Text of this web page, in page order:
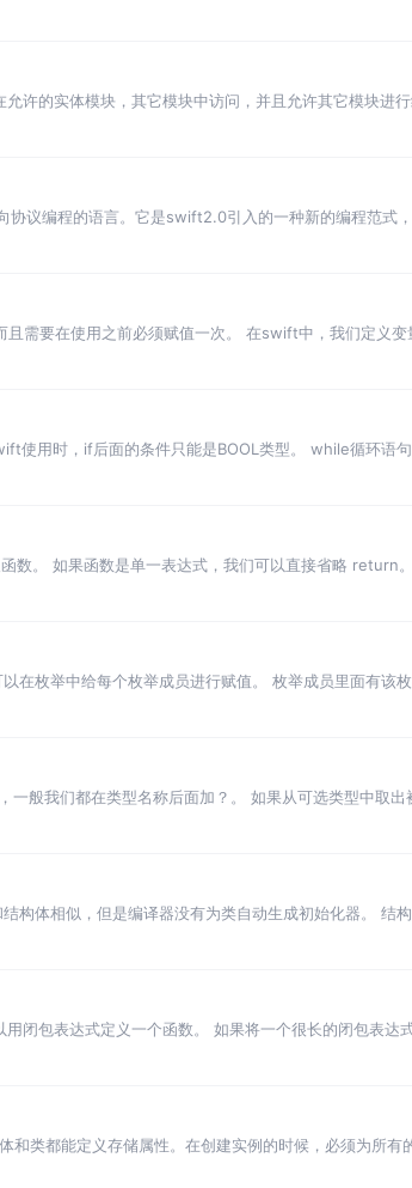
许的实体模块，其它模块中访问，并且允许其它模块进
议编程的语言。它是swift2.0引入的一种新的编程范式
需要在使用之前必须赋值一次。 在swift中，我们定义变
待后面补充。 当然，如果字面量是数字是可以直接添加
使用时，if后面的条件只能是BOOL类型。 while循环语
也是一个循环语句。 如果是两个…
数。 如果函数是单一表达式，我们可以直接省略 return
参数赋予默认值。如果用 _ 符号，代表不用显示参数名。
在枚举中给每个枚举成员进行赋值。 枚举成员里面有该
般我们都在类型名称后面加？。 如果从可选类型中取
nil，则返回b，否则返回a。 当guard 语句为false，则…
构体相似，但是编译器没有为类自动生成初始化器。 结
拷贝。 引用类型是直接将内容地址拷贝一份，相当于浅拷
闭包表达式定义一个函数。 如果将一个很长的闭包表达
。 如果闭包表达式是唯一实参，则可以不写括号。 一个
和类都能定义存储属性。在创建实例的时候，必须为所有
义计算属性。定义计算属性，只能用var。 使用lazy可以